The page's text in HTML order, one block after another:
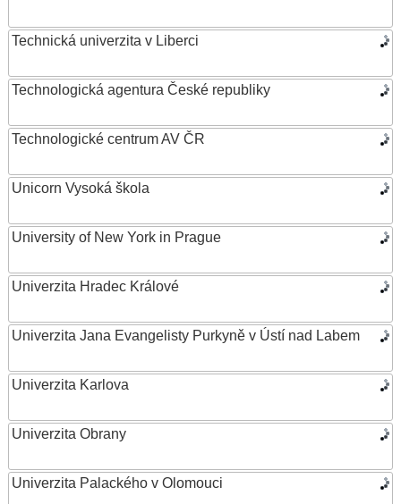
Technická univerzita v Liberci
Technologická agentura České republiky
Technologické centrum AV ČR
Unicorn Vysoká škola
University of New York in Prague
Univerzita Hradec Králové
Univerzita Jana Evangelisty Purkyně v Ústí nad Labem
Univerzita Karlova
Univerzita Obrany
Univerzita Palackého v Olomouci